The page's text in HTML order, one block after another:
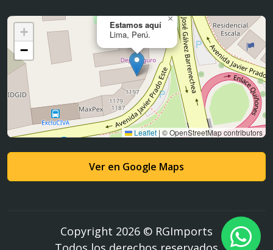
Estamos aquí
Lima, Perú.
×
+
−
Leaflet | © OpenStreetMap contributors
Ver en Google Maps
Copyright 2026 © RGImports